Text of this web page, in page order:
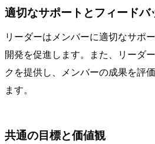
適切なサポートとフィードバ
リーダーはメンバーに適切なサポ
開発を促進します。また、リーダ
クを提供し、メンバーの成果を評
ます。
共通の目標と価値観